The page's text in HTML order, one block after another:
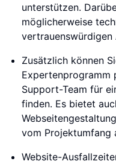
unterstützen.
möglicherweise
vertrauenswürdigen
Zusätzlich können
Expertenprogramm
Support-Team für
finden. Es bietet
vom Projektumfang
Website-